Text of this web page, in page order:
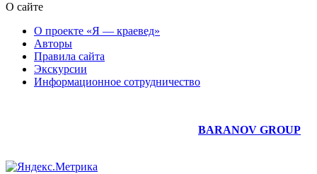
О сайте
О проекте «Я — краевед»
Авторы
Правила сайта
Экскурсии
Информационное сотрудничество
BARANOV GROUP